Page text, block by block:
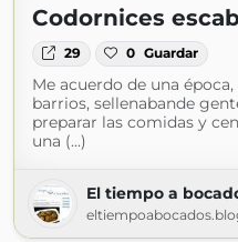
Codornices
29 0 Guardar
Me acuerdo de una
barrios, sellenabande
preparar las comidas y
una (...)
El tiempo a